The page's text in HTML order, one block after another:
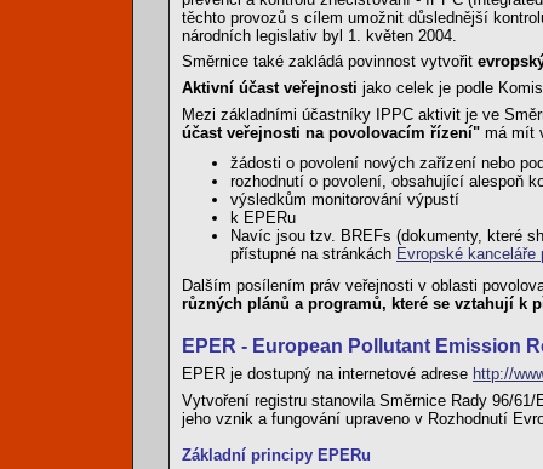
těchto provozů s cílem umožnit důslednější
národních legislativ byl 1. květen 2004.
Směrnice také zakládá povinnost vytvořit
Aktivní účast veřejnosti jako celek je podle
Mezi základními účastníky IPPC aktivit je ve
účast veřejnosti na povolovacím řízení" má mít
žádosti o povolení nových zařízení nebo
rozhodnutí o povolení, obsahující alespoň
výsledkům monitorování výpustí
k EPERu
Navíc jsou tzv. BREFs (dokumenty, které
přístupné na stránkách Evropské kanceláře
Dalším posílením práv veřejnosti v oblasti
různých plánů a programů, které se vztahují k
EPER - European Pollutant Emission
EPER je dostupný na internetové adrese http://
Vytvoření registru stanovila Směrnice Rady 96/
jeho vznik a fungování upraveno v Rozhodnutí
Základní principy EPERu